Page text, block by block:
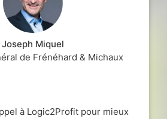
Joseph Miquel
de Frénéhard & Michaux
à Logic2Profit pour mieux